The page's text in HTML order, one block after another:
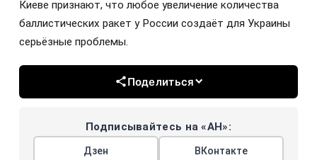
Киеве признают, что любое увеличение количества
баллистических ракет у России создаёт для Украины
серьёзные проблемы.
Поделиться
Подписывайтесь на «АН»:
Дзен ВКонтакте